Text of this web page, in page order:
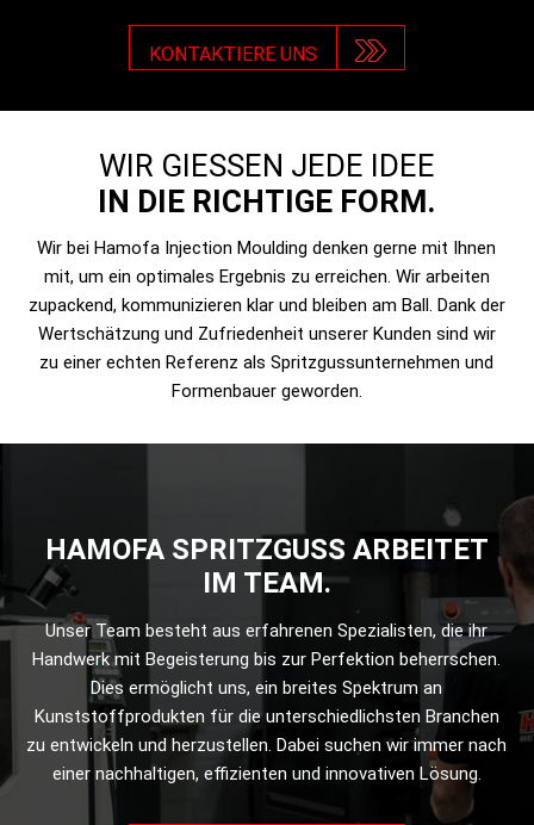
KONTAKTIERE UNS
HAMOFA SPRITZGUSS ARBEITET
IM TEAM.
Unser Team besteht aus erfahrenen Spezialisten, die ihr
Handwerk mit Begeisterung bis zur Perfektion beherrschen.
Dies ermöglicht uns, ein breites Spektrum an
Kunststoffprodukten für die unterschiedlichsten Branchen
zu entwickeln und herzustellen. Dabei suchen wir immer nach
einer nachhaltigen, effizienten und innovativen Lösung.
WIR GIESSEN JEDE IDEE
IN DIE RICHTIGE FORM.
Wir bei Hamofa Injection Moulding denken gerne mit Ihnen
mit, um ein optimales Ergebnis zu erreichen. Wir arbeiten
zupackend, kommunizieren klar und bleiben am Ball. Dank der
Wertschätzung und Zufriedenheit unserer Kunden sind wir
zu einer echten Referenz als Spritzgussunternehmen und
Formenbauer geworden.